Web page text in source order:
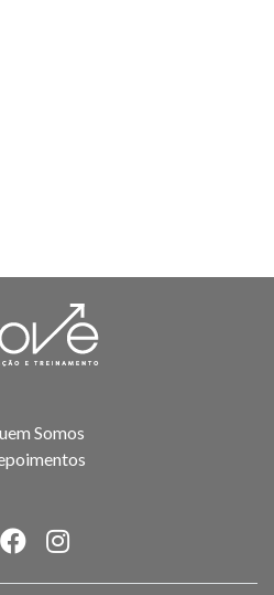
Somos